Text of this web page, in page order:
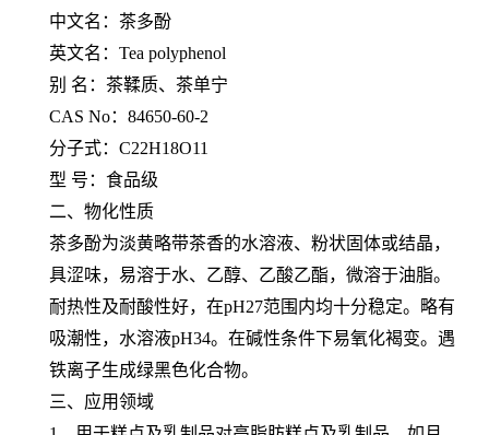
中文名：茶多酚
英文名：Tea polyphenol
别 名：茶鞣质、茶单宁
CAS No：84650-60-2
分子式：C22H18O11
型 号：食品级
二、物化性质
茶多酚为淡黄略带茶香的水溶液、粉状固体或结晶，
具涩味，易溶于水、乙醇、乙酸乙酯，微溶于油脂。
耐热性及耐酸性好，在pH27范围内均十分稳定。略有
吸潮性，水溶液pH34。在碱性条件下易氧化褐变。遇
铁离子生成绿黑色化合物。
三、应用领域